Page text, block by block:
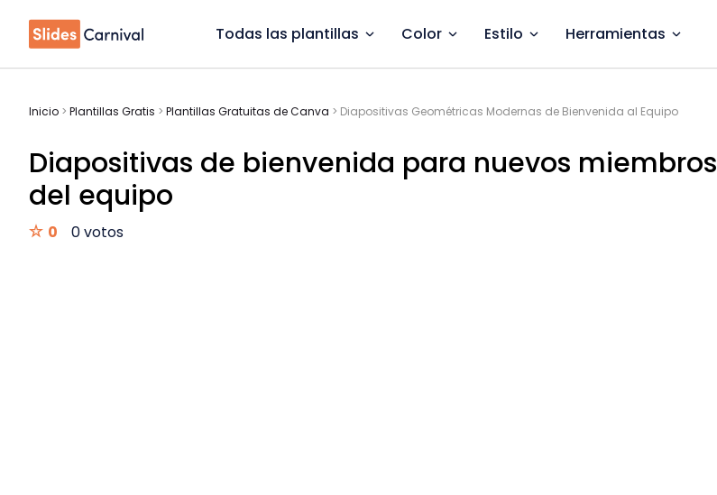
Todas las plantillas Color Estilo Herramientas
Inicio > Plantillas Gratis > Plantillas Gratuitas de Canva > Diapositivas Geométricas Modernas de Bienvenida al Equipo
Diapositivas de bienvenida para nuevos miembros
del equipo
0 0 votos